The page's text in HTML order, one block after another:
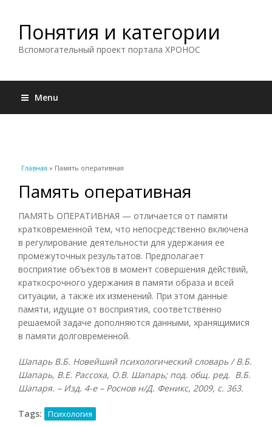
Понятия и категории
Вспомогательный проект портала ХРОНОС
Menu
Вы здесь
Главная » Память оперативная
Память оперативная
ПАМЯТЬ ОПЕРАТИВНАЯ — отличается от памяти
кратковременной тем, что непосредственно включена
в регулирование деятельности для удержания ее
промежуточных результатов. Предполагает
восприятие объектов в момент совершения действий,
краткосрочного удержания в памяти образа и всей
ситуации, а также их изменений. При этом данные
памяти, идущие от восприятия, соответственно
решаемой задаче дополняются данными, хранящимися
в памяти долговременной.
Шапарь В.Б. Новейший психологический словарь / В.Б.
Шапарь, В.Е. Рассоха, О.В. Шапарь; под. общ. ред. В.Б.
Шапаря. – Изд. 4-е – Роснов н/Д. Феникс, 2009, с. 363.
Tags: Психология